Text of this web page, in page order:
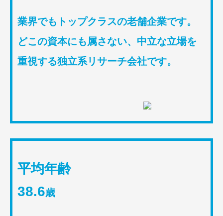
業界でもトップクラスの老舗企業です。
どこの資本にも属さない、中立な立場を
重視する独立系リサーチ会社です。
平均年齢
38.6歳